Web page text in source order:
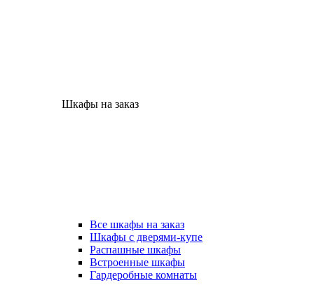
Шкафы на заказ
Все шкафы на заказ
Шкафы с дверями-купе
Распашные шкафы
Встроенные шкафы
Гардеробные комнаты